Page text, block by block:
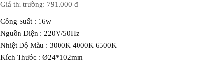
Giá thị trường: 791,000 đ
Công Suất : 16w
Nguồn Điện : 220V/50Hz
Nhiệt Độ Màu : 3000K 4000K 6500K
Kích Thước : Ø24*102mm